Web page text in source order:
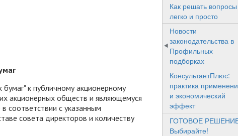
к публичному акционерному
акционерных обществ и являющемуся
соответствии с указанным
совета директоров и количеству
Как решать вопросы
легко и просто
Новости
законодательства в
Профильных
подборках
КонсультантПлюс:
практика
и экономический
эффект
ГОТОВОЕ
Выбирайте!